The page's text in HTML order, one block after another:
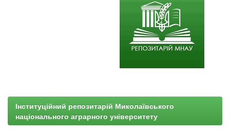
Інституційний репозитарій Миколаївського
національного аграрного університету